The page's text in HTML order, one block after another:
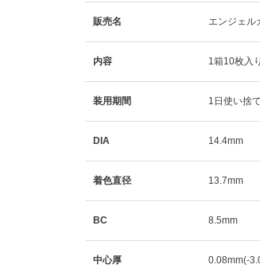
販売名 エンジェル
内容 1箱10枚入り
装用期間 1日使い捨
DIA 14.4mm
着色直径 13.7mm
BC 8.5mm
中心厚 0.08mm(-